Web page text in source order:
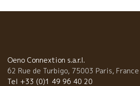
テースティング的アペロ。 近年、自分の故
ロワールを追究しはじめたフィリップ。 繊
き合ってきたフィリップの醸すCHENASシ
Oeno Connextion s.a.r.l.
62 Rue de Turbigo, 75003 Paris, France
Tel +33 (0)1 49 96 40 20